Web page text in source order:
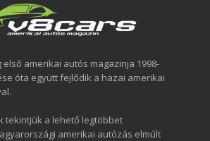
amerikai autós magazinja 1998-
óta együtt fejlődik a hazai amerikai
tekintjük a lehető legtöbbet
amerikai autózás elmúlt